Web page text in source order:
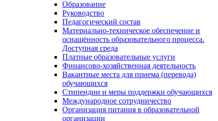
Образование
Руководство
Педагогический состав
Материально-техническое обеспечение и
оснащённость образовательного процесса.
Доступная среда
Платные образовательные услуги
Финансово-хозяйственная деятельность
Вакантные места для приема (перевода)
обучающихся
Стипендии и меры поддержки обучающихся
Международное сотрудничество
Организация питания в образовательной
организации